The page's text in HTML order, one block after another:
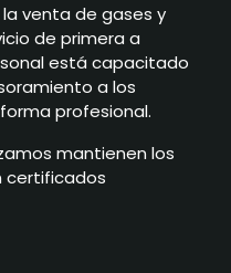
venta de gases y
de primera a
está capacitado
a los
profesional.
mantienen los
certificados